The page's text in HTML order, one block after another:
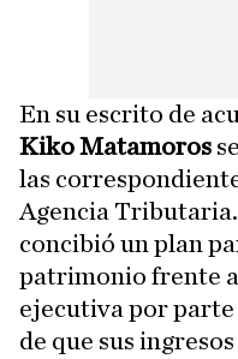
En su escrito de
Kiko Matamoros
las
Agencia
concibió un plan
patrimonio frente
ejecutiva por
de que sus